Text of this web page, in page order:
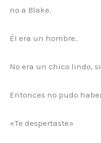
no a Blake.
Él era un hombre.
No era un chico lindo,
Entonces no pudo
«Te despertaste»